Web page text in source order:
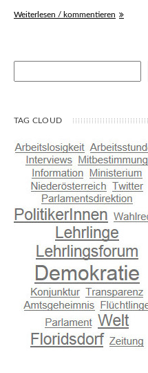
Weiterlesen / kommentieren
Suchen
TAG CLOUD